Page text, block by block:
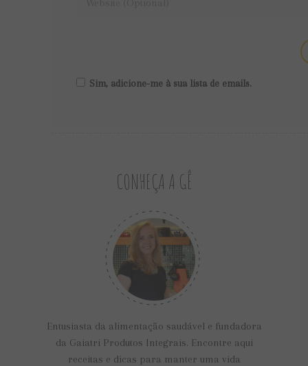
Sim, adicione-me à sua lista de emails.
CONHEÇA A GÊ
Entusiasta da alimentação saudável e fundadora
da Gaiatri Produtos Integrais. Encontre aqui
receitas e dicas para manter uma vida